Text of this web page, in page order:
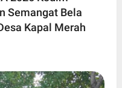
Semangat Bela
Kapal Merah